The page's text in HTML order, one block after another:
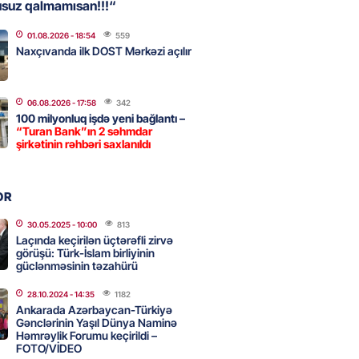
Səudiyyə Ərəbistanı və
arasında Məkkə müdafiə
- 15:15
- 15:00
ölkəni seçdilər
- 14:45 96
qalmamısan!!!“
01.08.2026- 18:54 559
Naxçıvanda ilk DOST Mərkəzi açılır
06.08.2026- 17:58 342
100 milyonluq işdə yeni bağlantı –
“Turan Bank”ın 2 səhmdar
şirkətinin rəhbəri saxlanıldı
30.05.2025- 10:00 813
Laçında keçirilən üçtərəfli zirvə
görüşü: Türk-İslam birliyinin
güclənməsinin təzahürü
28.10.2024- 14:35 1182
Ankarada Azərbaycan-Türkiyə
Gənclərinin Yaşıl Dünya Naminə
Həmrəylik Forumu keçirildi –
FOTO/VİDEO